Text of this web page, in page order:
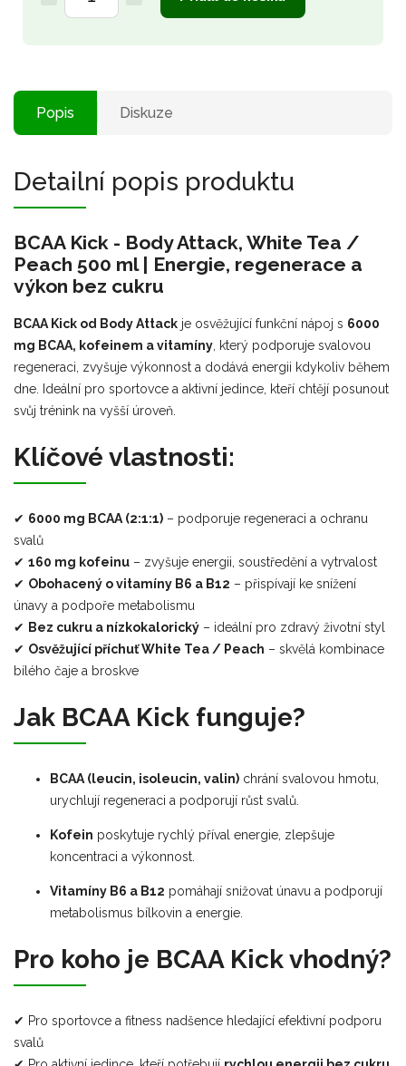
Popis Diskuze
Detailní popis produktu
BCAA Kick - Body Attack, White Tea /
Peach 500 ml | Energie, regenerace a
výkon bez cukru
BCAA Kick od Body Attack je osvěžující funkční nápoj s 6000
mg BCAA, kofeinem a vitamíny , který podporuje svalovou
regeneraci, zvyšuje výkonnost a dodává energii kdykoliv během
dne. Ideální pro sportovce a aktivní jedince, kteří chtějí posunout
svůj trénink na vyšší úroveň.
Klíčové vlastnosti:
✔ 6000 mg BCAA (2:1:1) – podporuje regeneraci a ochranu
svalů
✔ 160 mg kofeinu – zvyšuje energii, soustředění a vytrvalost
✔ Obohacený o vitamíny B6 a B12 – přispívají ke snížení
únavy a podpoře metabolismu
✔ Bez cukru a nízkokalorický – ideální pro zdravý životní styl
✔ Osvěžující příchuť White Tea / Peach – skvělá kombinace
bílého čaje a broskve
Jak BCAA Kick funguje?
BCAA (leucin, isoleucin, valin) chrání svalovou hmotu,
urychlují regeneraci a podporují růst svalů.
Kofein poskytuje rychlý příval energie, zlepšuje
koncentraci a výkonnost.
Vitamíny B6 a B12 pomáhají snižovat únavu a podporují
metabolismus bílkovin a energie.
Pro koho je BCAA Kick vhodný?
✔ Pro sportovce a fitness nadšence hledající efektivní podporu
svalů